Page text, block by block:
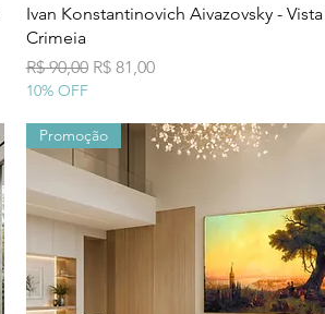
Visualização rápida
Ivan Konstantinovich Aivazovsky -
Crimeia
Preço normal
R$ 90,00 Preço promocional
R$ 81,00
10% OFF
Promoção